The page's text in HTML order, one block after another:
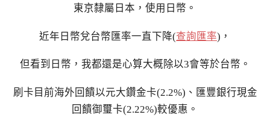
東京隸屬日本，使用日幣。
近年日幣兌台幣匯率一直下降(查詢匯率)，
但看到日幣，我都還是心算大概除以3會等於台幣。
刷卡目前海外回饋以元大鑽金卡(2.2%)、匯豐銀行現金
回饋御璽卡(2.22%)較優惠。